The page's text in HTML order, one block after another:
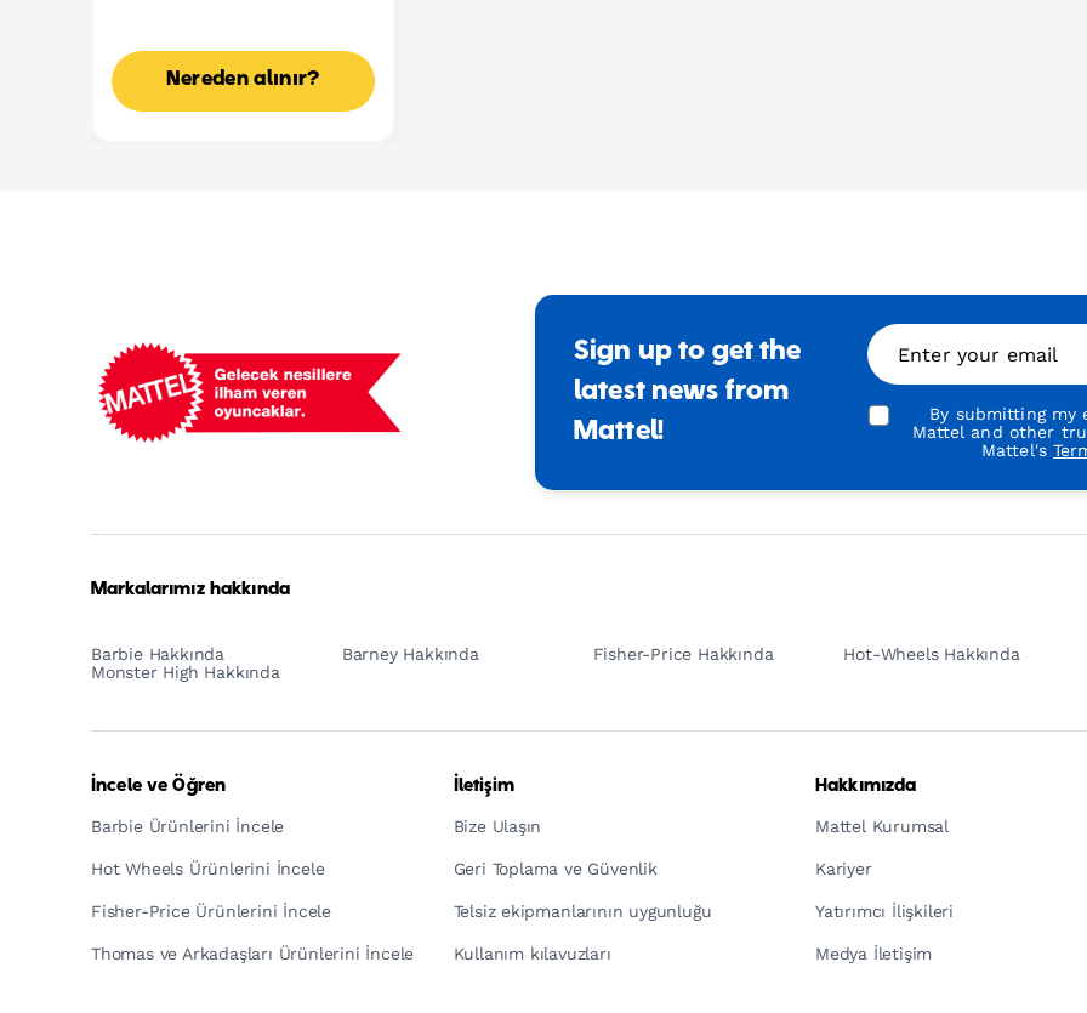
Nereden alınır?
Sign up to get the
latest news from
Mattel!
Enter your email
By submitting my
Mattel and other
Mattel's
Markalarımız hakkında
Barbie Hakkında Barney Hakkında Fisher-Price Hakkında Hot-Wheels Hakkında
Monster High Hakkında
İncele ve Öğren
Barbie Ürünlerini İncele
Hot Wheels Ürünlerini İncele
Fisher-Price Ürünlerini İncele
Thomas ve Arkadaşları Ürünlerini İncele
İletişim
Bize Ulaşın
Geri Toplama ve Güvenlik
Telsiz ekipmanlarının uygunluğu
Kullanım kılavuzları
Hakkımızda
Mattel Kurumsal
Kariyer
Yatırımcı İlişkileri
Medya İletişim